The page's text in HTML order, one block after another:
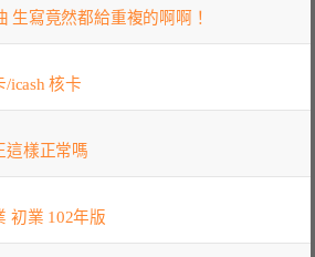
生寫竟然都給重複的啊啊！
icash 核卡
這樣正常嗎
初業 102年版